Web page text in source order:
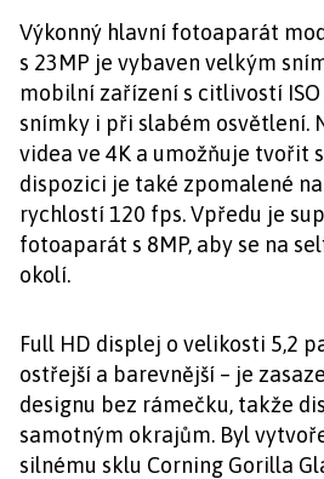
Výkonný hlavní fotoaparát
s 23MP je vybaven velkým
mobilní zařízení s citlivostí
snímky i při slabém osvětlení.
videa ve 4K a umožňuje tvořit
dispozici je také zpomalené
rychlostí 120 fps. Vpředu je
fotoaparát s 8MP, aby se na
okolí.
Full HD displej o velikosti 5,2
ostřejší a barevnější – je
designu bez rámečku, takže
samotným okrajům. Byl
silnému sklu Corning Gorilla